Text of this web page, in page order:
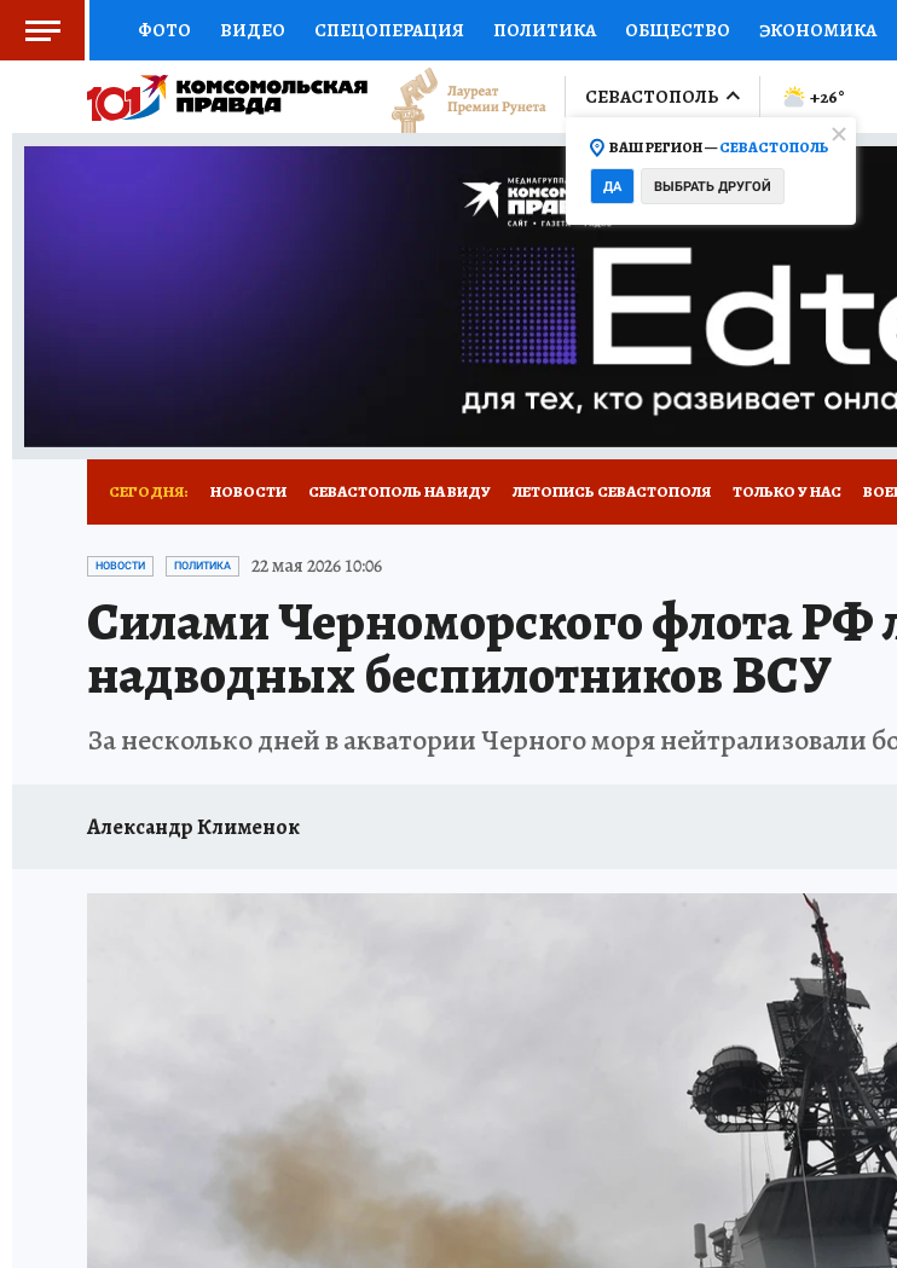
ФОТО ВИДЕО СПЕЦОПЕРАЦИЯ ПОЛИТИКА ОБЩЕСТВО ЭКОНОМИКА
СОЦПОДДЕРЖКА НАУКА СПОРТ КОЛУМНИСТЫ ПРОИСШЕСТВИЯ
ВЫБОР ЭКСПЕРТОВ ДОКТОР ФИНАНСЫ ОТКРЫВАЕМ МИР Я ЗНАЮ
ПРОГНОЗЫ НА СПОРТ ПРОМОКОДЫ СЕРИАЛЫ
ТЕЛЕВИЗОР КОЛЛЕКЦИИ КОНКУРСЫ
НОВОЕ НА САЙТЕ
СЕВАСТОПОЛЬ
ВАШ РЕГИОН —СЕВАСТОПОЛЬ
ДА ВЫБРАТЬ ДРУГОЙ
+26°
СЕГОДНЯ: НОВОСТИ СЕВАСТОПОЛЬ НА ВИДУ ЛЕТОПИСЬ СЕВАСТОПОЛЯ ТОЛЬКО У НАС
ЗАПОВЕДНАЯ РОССИЯ
НОВОСТИ ПОЛИТИКА 22 мая 2026 10:06
Силами Черноморского флота
надводных беспилотников ВСУ
За несколько дней в акватории Черного моря нейтрализовали
Александр Клименок